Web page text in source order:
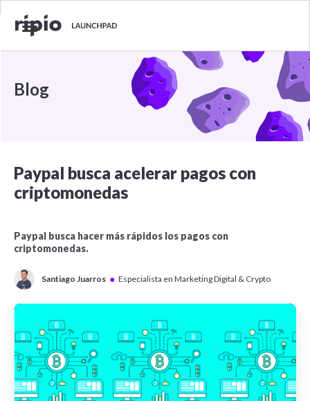
Blog
Paypal busca acelerar pagos con
criptomonedas
Paypal busca hacer más rápidos los pagos con
criptomonedas.
Santiago Juarros ● Especialista en Marketing Digital & Crypto